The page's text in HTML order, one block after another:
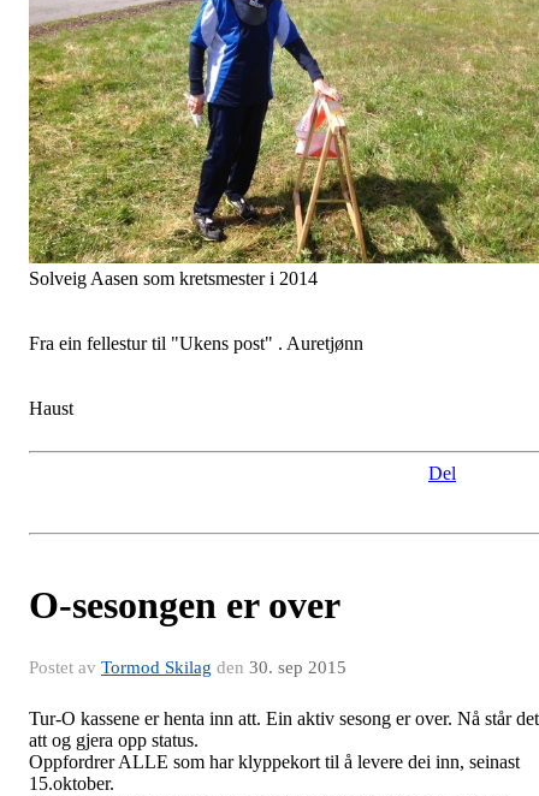
Postet avTormod Skilagden30. okt 2015
Minner om klubbkveld for O-gruppa.
Søndag 1.nov. kl 18. På Barhaug skule. Lærarrommet.
Det blir som før annonsert utdeling av medaljer og utmerkelser fra
årets aktiviteter i orientering.
Alle som har levert inn klyppekortet for tur-O får diplom og er med
på trekning av gavekort. Og ellers blir det utdeling av merker og
plaketter og medlajer for Dølakarusellen.
Og så må vi ha kaffe/saft og litt attåt.
Velkommen